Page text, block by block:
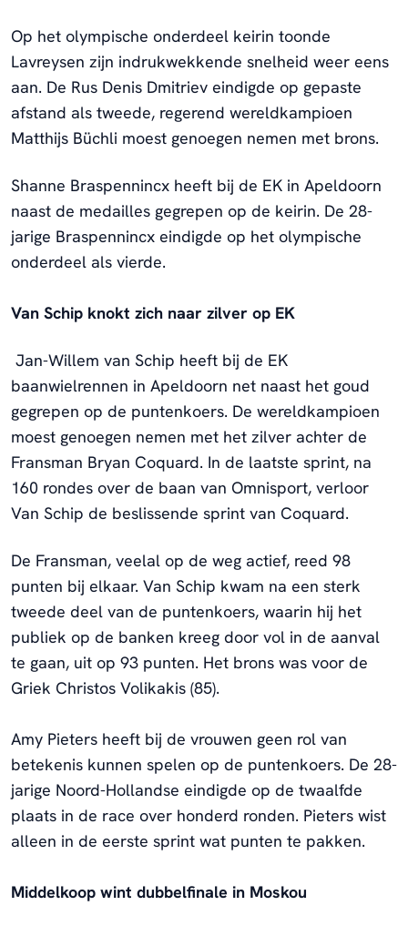
Op het olympische onderdeel keirin toonde
Lavreysen zijn indrukwekkende snelheid weer eens
aan. De Rus Denis Dmitriev eindigde op gepaste
afstand als tweede, regerend wereldkampioen
Matthijs Büchli moest genoegen nemen met brons.
Shanne Braspennincx heeft bij de EK in Apeldoorn
naast de medailles gegrepen op de keirin. De 28-
jarige Braspennincx eindigde op het olympische
onderdeel als vierde.
Van Schip knokt zich naar zilver op EK
Jan-Willem van Schip heeft bij de EK
baanwielrennen in Apeldoorn net naast het goud
gegrepen op de puntenkoers. De wereldkampioen
moest genoegen nemen met het zilver achter de
Fransman Bryan Coquard. In de laatste sprint, na
160 rondes over de baan van Omnisport, verloor
Van Schip de beslissende sprint van Coquard.
De Fransman, veelal op de weg actief, reed 98
punten bij elkaar. Van Schip kwam na een sterk
tweede deel van de puntenkoers, waarin hij het
publiek op de banken kreeg door vol in de aanval
te gaan, uit op 93 punten. Het brons was voor de
Griek Christos Volikakis (85).
Amy Pieters heeft bij de vrouwen geen rol van
betekenis kunnen spelen op de puntenkoers. De 28-
jarige Noord-Hollandse eindigde op de twaalfde
plaats in de race over honderd ronden. Pieters wist
alleen in de eerste sprint wat punten te pakken.
Middelkoop wint dubbelfinale in Moskou